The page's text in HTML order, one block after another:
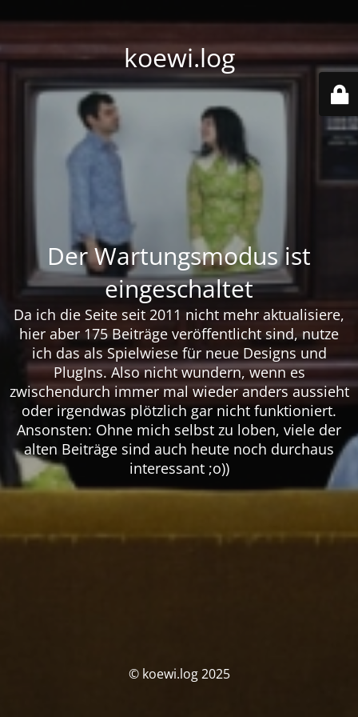
koewi.log
Der Wartungsmodus ist
eingeschaltet
Da ich die Seite seit 2011 nicht mehr aktualisiere,
hier aber 175 Beiträge veröffentlicht sind, nutze
ich das als Spielwiese für neue Designs und
PlugIns. Also nicht wundern, wenn es
zwischendurch immer mal wieder anders aussieht
oder irgendwas plötzlich gar nicht funktioniert.
Ansonsten: Ohne mich selbst zu loben, viele der
alten Beiträge sind auch heute noch durchaus
interessant ;o))
© koewi.log 2025